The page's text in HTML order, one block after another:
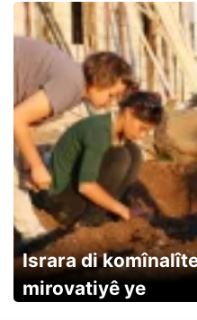
Israra di
mirovatiyê ye